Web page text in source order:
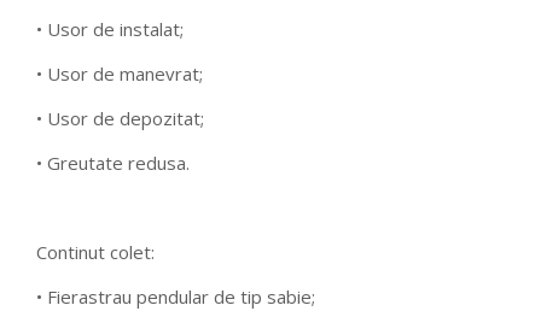
• Usor de instalat;
• Usor de manevrat;
• Usor de depozitat;
• Greutate redusa.
Continut colet:
• Fierastrau pendular de tip sabie;